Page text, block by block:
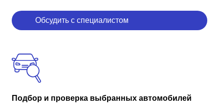
Обсудить с специалистом
Подбор и проверка выбранных автомобилей